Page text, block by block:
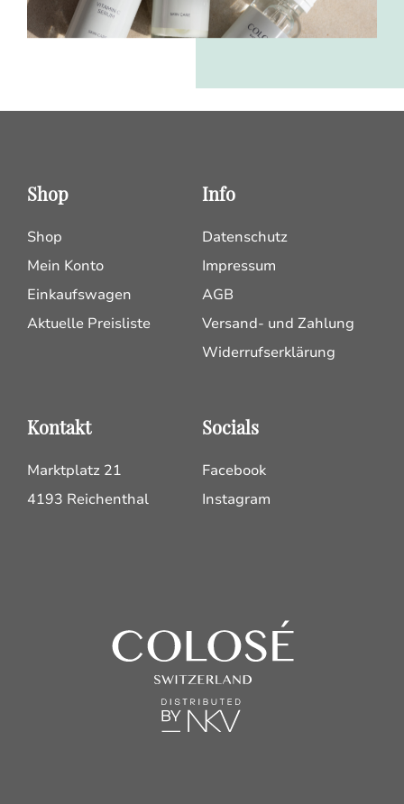
Shop
Shop
Mein Konto
Einkaufswagen
Aktuelle Preisliste
Info
Datenschutz
Impressum
AGB
Versand- und Zahlung
Widerrufserklärung
Kontakt
Marktplatz 21
4193 Reichenthal
Socials
Facebook
Instagram